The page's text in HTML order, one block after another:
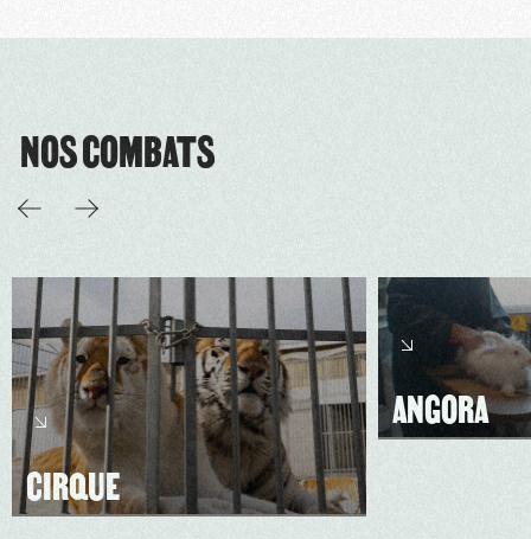
NOS COMBATS
CIRQUE
ANGORA